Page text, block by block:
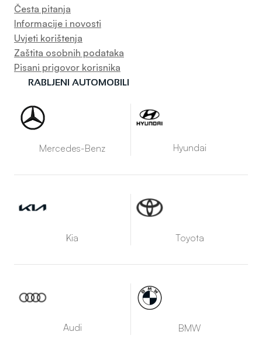
Česta pitanja
Informacije i novosti
Uvjeti korištenja
Zaštita osobnih podataka
Pisani prigovor korisnika
RABLJENI AUTOMOBILI
Mercedes-Benz Hyundai
Kia Toyota
Audi BMW